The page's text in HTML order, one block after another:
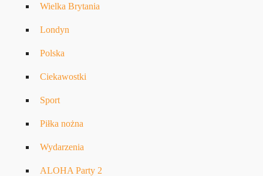
Wielka Brytania
Londyn
Polska
Ciekawostki
Sport
Piłka nożna
Wydarzenia
ALOHA Party 2